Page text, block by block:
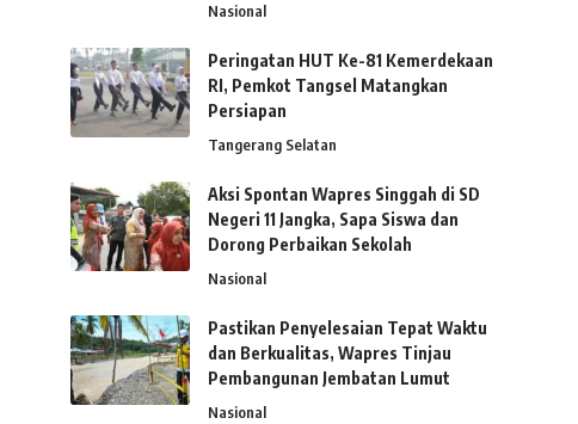
Nasional
Peringatan HUT Ke-81 Kemerdekaan
RI, Pemkot Tangsel Matangkan
Persiapan
Tangerang Selatan
Aksi Spontan Wapres Singgah di SD
Negeri 11 Jangka, Sapa Siswa dan
Dorong Perbaikan Sekolah
Nasional
Pastikan Penyelesaian Tepat Waktu
dan Berkualitas, Wapres Tinjau
Pembangunan Jembatan Lumut
Nasional